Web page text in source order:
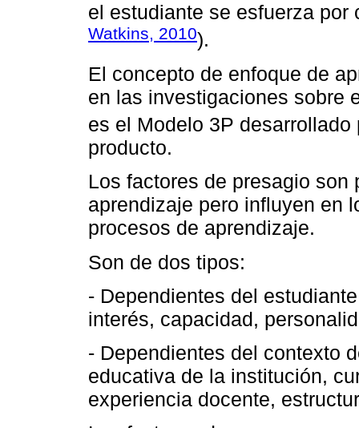
el estudiante se esfuerza por
Watkins, 2010).
El concepto de enfoque de
en las investigaciones sobre
es el Modelo 3P
producto.
Los factores de presagio
aprendizaje pero influyen en
procesos de aprendizaje.
Son de dos tipos:
- Dependientes del
interés, capacidad,
- Dependientes del contexto
educativa de la institución,
experiencia docente,